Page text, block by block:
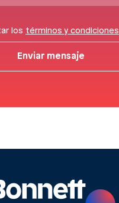
los términos y condiciones
Enviar mensaje